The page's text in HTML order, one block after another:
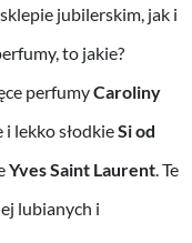
jubilerskim, jak i
to jakie?
perfumyCaroliny
i lekko słodkieSi od
Yves Saint Laurent . Te
lubianych i